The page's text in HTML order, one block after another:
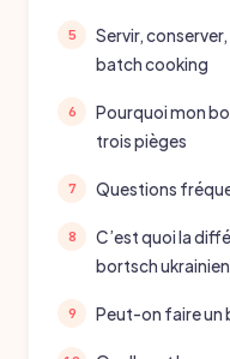
Servir,
batch cooking
Pourquoi mon
trois pièges
Questions
C’est quoi la
bortsch
Peut-on faire un